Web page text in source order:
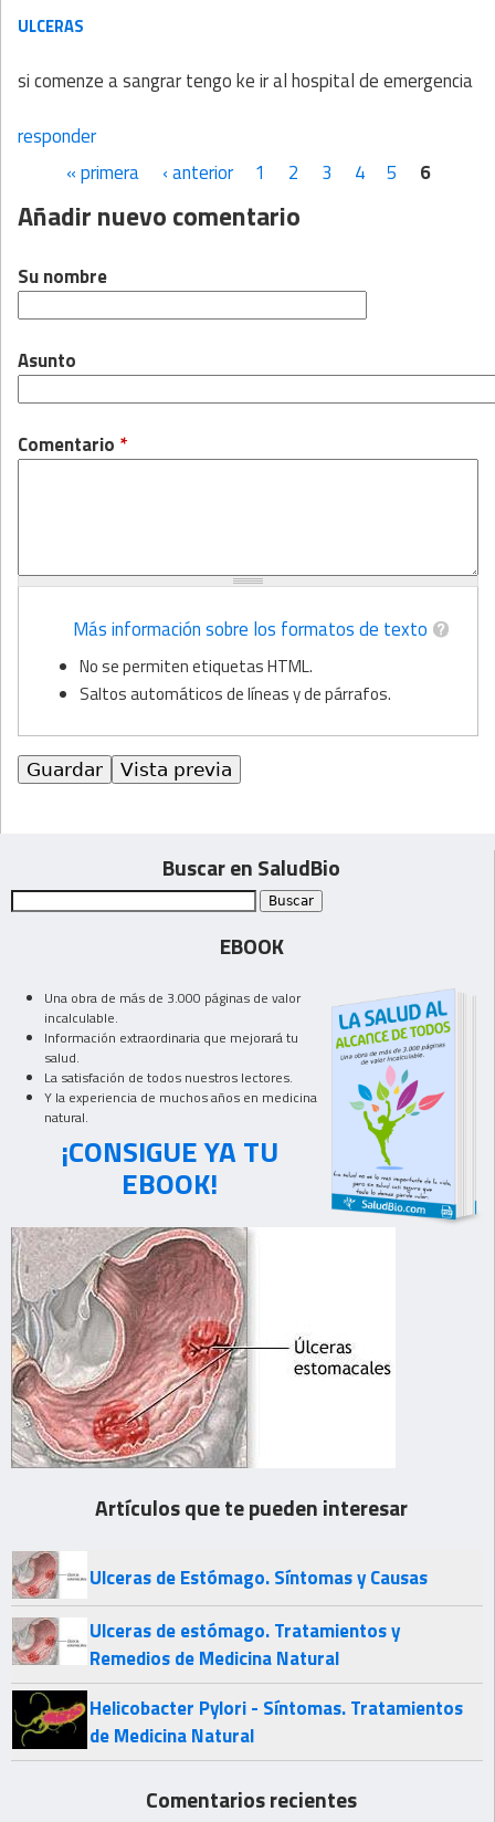
ULCERAS
si comenze a sangrar tengo ke ir al hospital de emergencia
responder
Páginas
« primera ‹ anterior 1 2 3 4 5 6
Añadir nuevo comentario
Su nombre
Asunto
Comentario *
Más información sobre los formatos de texto
No se permiten etiquetas HTML.
Saltos automáticos de líneas y de párrafos.
Buscar en SaludBio
EBOOK
Una obra de más de 3.000 páginas de valor
incalculable.
Información extraordinaria que mejorará tu
salud.
La satisfación de todos nuestros lectores.
Y la experiencia de muchos años en medicina
natural.
¡CONSIGUE YA TU
EBOOK!
Artículos que te pueden interesar
Ulceras de Estómago. Síntomas y Causas
Ulceras de estómago. Tratamientos y
Remedios de Medicina Natural
Helicobacter Pylori - Síntomas. Tratamientos
de Medicina Natural
Comentarios recientes